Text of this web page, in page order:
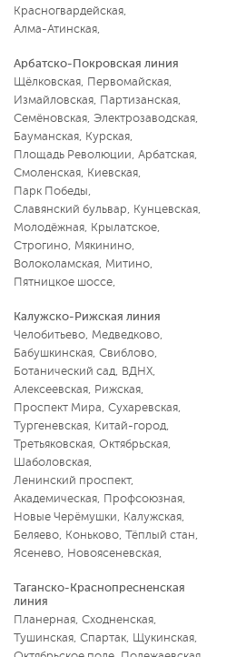
Красногвардейская,
Алма-Атинская,
Арбатско-Покровская линия
Щёлковская, Первомайская,
Измайловская, Партизанская,
Семёновская, Электрозаводская,
Бауманская, Курская,
Площадь Революции, Арбатская,
Смоленская, Киевская,
Парк Победы,
Славянский бульвар, Кунцевская,
Молодёжная, Крылатское,
Строгино, Мякинино,
Волоколамская, Митино,
Пятницкое шоссе,
Калужско-Рижская линия
Челобитьево, Медведково,
Бабушкинская, Свиблово,
Ботанический сад, ВДНХ,
Алексеевская, Рижская,
Проспект Мира, Сухаревская,
Тургеневская, Китай-город,
Третьяковская, Октябрьская,
Шаболовская,
Ленинский проспект,
Академическая, Профсоюзная,
Новые Черёмушки, Калужская,
Беляево, Коньково, Тёплый стан,
Ясенево, Новоясеневская,
Таганско-Краснопресненская
линия
Планерная, Сходненская,
Тушинская, Спартак, Щукинская,